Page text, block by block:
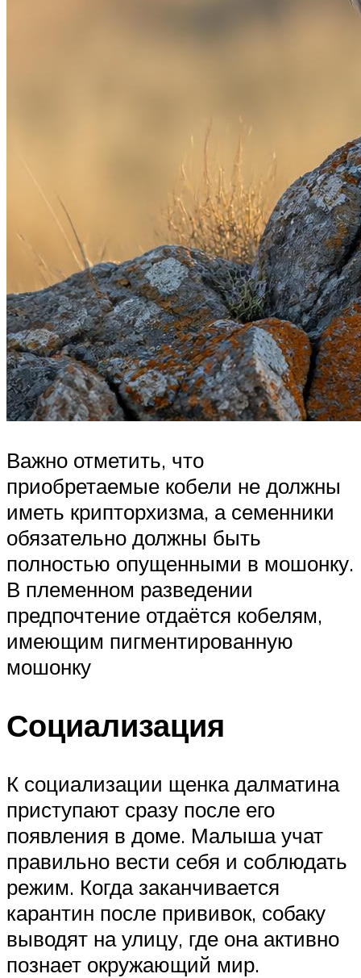
Важно отметить, что
приобретаемые кобели не должны
иметь крипторхизма, а семенники
обязательно должны быть
полностью опущенными в мошонку.
В племенном разведении
предпочтение отдаётся кобелям,
имеющим пигментированную
мошонку
Социализация
К социализации щенка далматина
приступают сразу после его
появления в доме. Малыша учат
правильно вести себя и соблюдать
режим. Когда заканчивается
карантин после прививок, собаку
выводят на улицу, где она активно
познает окружающий мир.